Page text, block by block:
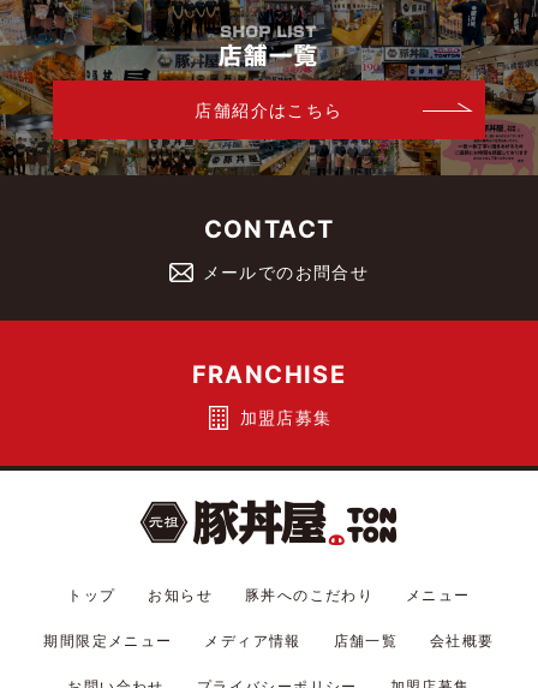
店舗紹介はこちら
CONTACT
メールでのお問合せ
FRANCHISE
加盟店募集
トップ お知らせ 豚丼へのこだわり メニュー
期間限定メニュー メディア情報 店舗一覧 会社概要